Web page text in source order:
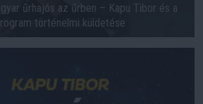
űrhajós az űrben – Kapu Tibor és a
történelmi küldetése